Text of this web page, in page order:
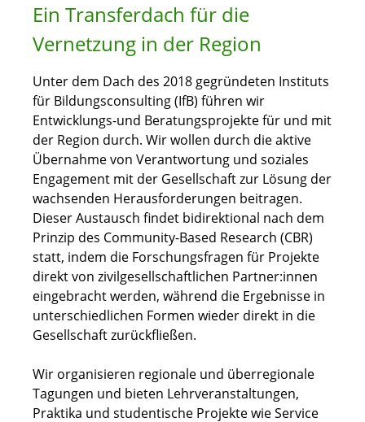
Ein Transferdach für die
Vernetzung in der Region
Unter dem Dach des 2018 gegründeten Instituts
für Bildungsconsulting (IfB) führen wir
Entwicklungs-und Beratungsprojekte für und mit
der Region durch. Wir wollen durch die aktive
Übernahme von Verantwortung und soziales
Engagement mit der Gesellschaft zur Lösung der
wachsenden Herausforderungen beitragen.
Dieser Austausch findet bidirektional nach dem
Prinzip des Community-Based Research (CBR)
statt, indem die Forschungsfragen für Projekte
direkt von zivilgesellschaftlichen Partner:innen
eingebracht werden, während die Ergebnisse in
unterschiedlichen Formen wieder direkt in die
Gesellschaft zurückfließen.
Wir organisieren regionale und überregionale
Tagungen und bieten Lehrveranstaltungen,
Praktika und studentische Projekte wie Service